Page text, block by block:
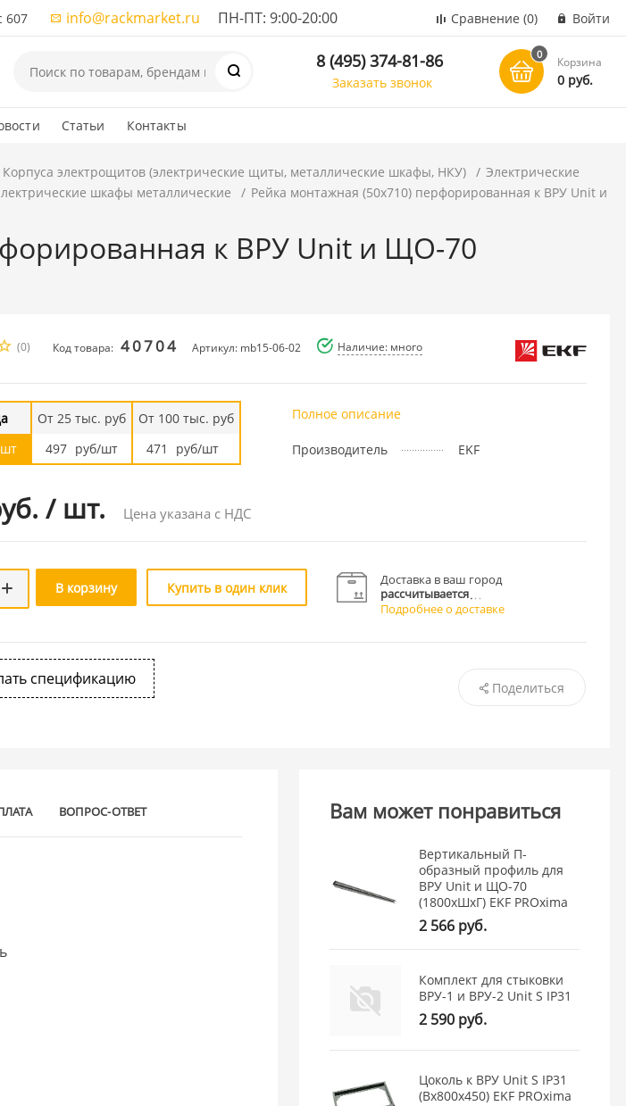
607 info@rackmarket.ru ПН-ПТ: 9:00-20:00 Сравнение (0) Войти
8 (495) 374-81-86
Заказать звонок
0
Корзина
0 руб.
Статьи Контакты
Корпуса электрощитов (электрические щиты, металлические шкафы, НКУ)
Электрические
шкафы металлические
Рейка монтажная (50x710) перфорированная к ВРУ Unit и
к ВРУ Unit и ЩО-70
(0) Код товара: 40704 Артикул: mb15-06-02 Наличие: много
От 25 тыс. руб
497 руб/шт
От 100 тыс. руб
471
руб/шт
/ шт. Цена указана с НДС
Полное описание
Производитель EKF
В корзину Купить в один клик
Доставка в ваш город
рассчитывается
Подробнее о доставке
спецификацию Поделиться
ВОПРОС-ОТВЕТ Вам может понравиться
Вертикальный П-
образный профиль для
ВРУ Unit и ЩО-70
(1800хШхГ) EKF PROxima
2 566 руб.
Комплект для стыковки
ВРУ-1 и ВРУ-2 Unit S IP31
2 590 руб.
Цоколь к ВРУ Unit S IP31
(Вх800х450) EKF PROxima